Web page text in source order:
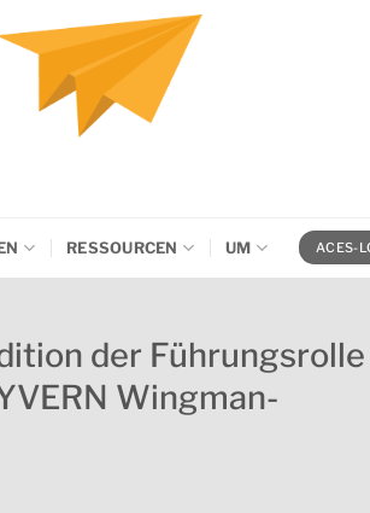
RESSOURCEN UM ACES-
der Führungsrolle
Wingman-